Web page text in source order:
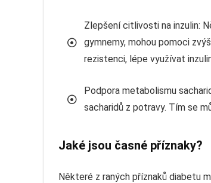
Zlepšení citlivosti na inzulin:
gymnemy, mohou pomoci
rezistenci, lépe využívat
Podpora metabolismu
sacharidů z potravy. Tím se
Jaké jsou časné příznaky?
Některé z raných příznaků diabetu